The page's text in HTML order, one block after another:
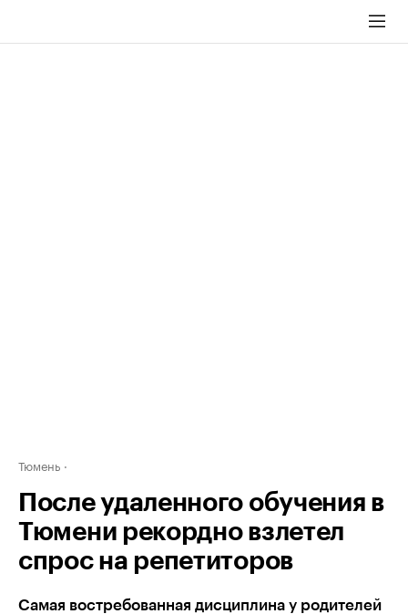
Тюмень
После удаленного обучения в
Тюмени рекордно взлетел
спрос на репетиторов
Самая востребованная дисциплина у родителей